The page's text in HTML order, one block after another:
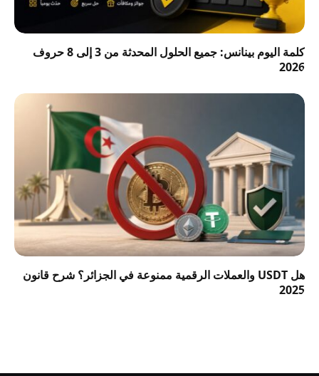
كلمة اليوم بينانس: جميع الحلول المحدثة من 3 إلى 8 حروف
2026
هل USDT والعملات الرقمية ممنوعة في الجزائر؟ شرح قانون
2025